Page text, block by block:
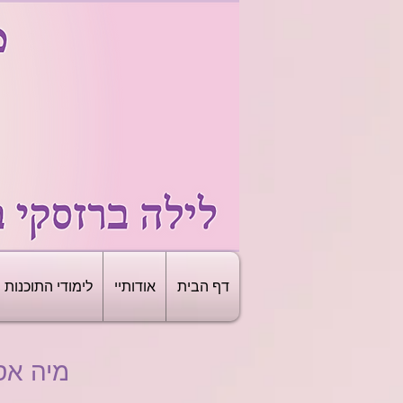
דף הבית אודותיי לימודי התוכנות
מיה